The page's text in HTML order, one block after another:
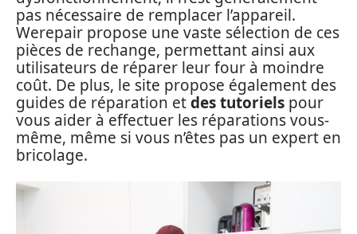
pas nécessaire de remplacer l’appareil.
Werepair propose une vaste sélection de ces
pièces de rechange, permettant ainsi aux
utilisateurs de réparer leur four à moindre
coût. De plus, le site propose également des
guides de réparation etdes tutoriels pour
vous aider à effectuer les réparations vous-
même, même si vous n’êtes pas un expert en
bricolage.